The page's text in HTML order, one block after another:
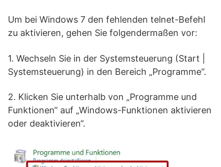
Um bei Windows 7 den fehlenden telnet-Befehl
zu aktivieren, gehen Sie folgendermaßen vor:
1. Wechseln Sie in der Systemsteuerung (Start |
Systemsteuerung) in den Bereich „Programme“.
2. Klicken Sie unterhalb von „Programme und
Funktionen“ auf „Windows-Funktionen aktivieren
oder deaktivieren“.